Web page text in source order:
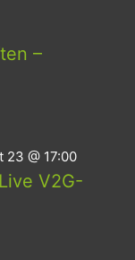
–
23 @ 17:00
V2G-